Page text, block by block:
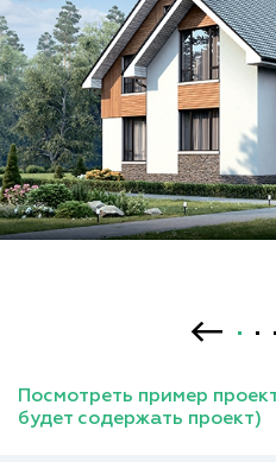
Посмотреть пример
будет содержать проект)